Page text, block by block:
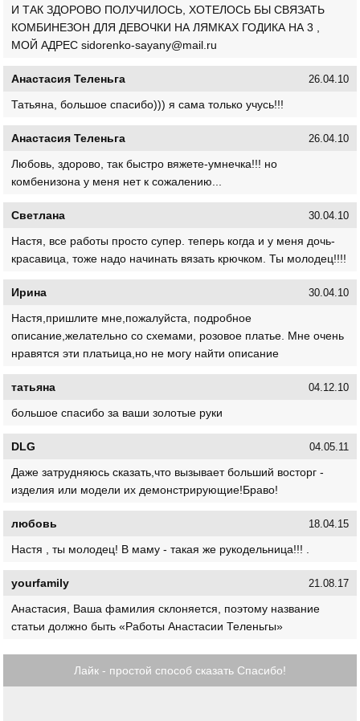
И ТАК ЗДОРОВО ПОЛУЧИЛОСЬ, ХОТЕЛОСЬ БЫ СВЯЗАТЬ
КОМБИНЕЗОН ДЛЯ ДЕВОЧКИ НА ЛЯМКАХ ГОДИКА НА 3 ,
МОЙ АДРЕС sidorenko-sayany@mail.ru
Анастасия Теленьга 26.04.10
Татьяна, большое спасибо))) я сама только учусь!!!
Анастасия Теленьга 26.04.10
Любовь, здорово, так быстро вяжете-умнечка!!! но
комбенизона у меня нет к сожалению...
Светлана 30.04.10
Настя, все работы просто супер. теперь когда и у меня дочь-
красавица, тоже надо начинать вязать крючком. Ты молодец!!!!
Ирина 30.04.10
Настя,пришлите мне,пожалуйста, подробное
описание,желательно со схемами, розовое платье. Мне очень
нравятся эти платьица,но не могу найти описание
татьяна 04.12.10
большое спасибо за ваши золотые руки
DLG 04.05.11
Даже затрудняюсь сказать,что вызывает больший восторг -
изделия или модели их демонстрирующие!Браво!
любовь 18.04.15
Настя , ты молодец! В маму - такая же рукодельница!!! .
yourfamily 21.08.17
Анастасия, Ваша фамилия склоняется, поэтому название
статьи должно быть «Работы Анастасии Теленьгы»
Лайк - простой способ сказать Спасибо!